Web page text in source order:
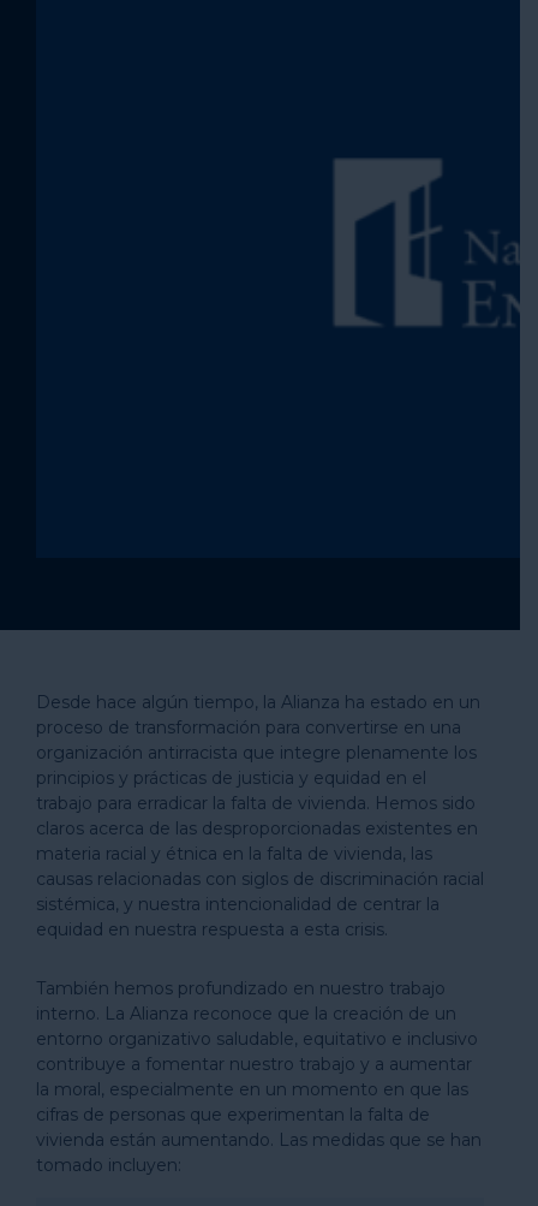
Desde hace algún tiempo, la Alianza ha estado en un
proceso de transformación para convertirse en una
organización antirracista que integre plenamente los
principios y prácticas de justicia y equidad en el
trabajo para erradicar la falta de vivienda. Hemos sido
claros acerca de las desproporcionadas existentes en
materia racial y étnica en la falta de vivienda, las
causas relacionadas con siglos de discriminación racial
sistémica, y nuestra intencionalidad de centrar la
equidad en nuestra respuesta a esta crisis.
También hemos profundizado en nuestro trabajo
interno. La Alianza reconoce que la creación de un
entorno organizativo saludable, equitativo e inclusivo
contribuye a fomentar nuestro trabajo y a aumentar
la moral, especialmente en un momento en que las
cifras de personas que experimentan la falta de
vivienda están aumentando. Las medidas que se han
tomado incluyen: